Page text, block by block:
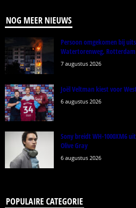
NOG MEER NIEUWS
Persoon omgekomen bij
Watertorenweg, Rotterdam
7 augustus 2026
Joël Veltman kiest voor
6 augustus 2026
Sony breidt WH-1000XM6
Olive Gray
6 augustus 2026
POPULAIRE CATEGORIE